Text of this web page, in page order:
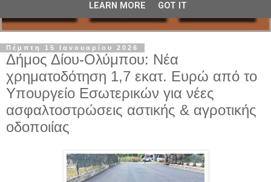
Πέμπτη 15 Ιανουαρίου 2026
Δήμος Δίου-Ολύμπου: Νέα
χρηματοδότηση 1,7 εκατ. Ευρώ από το
Υπουργείο Εσωτερικών για νέες
ασφαλτοστρώσεις αστικής & αγροτικής
οδοποιίας
LEARN MORE GOT IT